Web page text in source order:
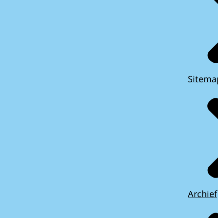
Archief